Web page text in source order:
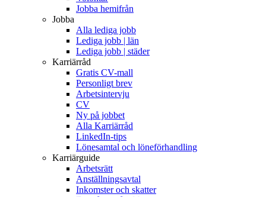
Jobba hemifrån
Jobba
Alla lediga jobb
Lediga jobb | län
Lediga jobb | städer
Karriärråd
Gratis CV-mall
Personligt brev
Arbetsintervju
CV
Ny på jobbet
Alla Karriärråd
LinkedIn-tips
Lönesamtal och löneförhandling
Karriärguide
Arbetsrätt
Anställningsavtal
Inkomster och skatter